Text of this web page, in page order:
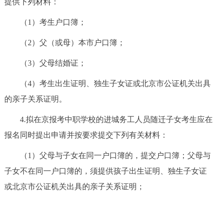
提供下列材料：
（1）考生户口簿；
（2）父（或母）本市户口簿；
（3）父母结婚证；
（4）考生出生证明、独生子女证或北京市公证机关出具
的亲子关系证明。
4.拟在京报考中职学校的进城务工人员随迁子女考生应在
报名同时提出申请并按要求提交下列有关材料：
（1）父母与子女在同一户口簿的，提交户口簿；父母与
子女不在同一户口簿的，须提供孩子出生证明、独生子女证
或北京市公证机关出具的亲子关系证明；